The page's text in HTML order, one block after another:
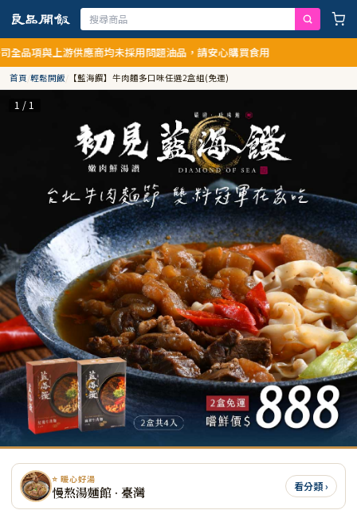
上游供應商均未採用問題油品，請安心購買食用
首頁/輕鬆開飯/ 【藍海饌】牛肉麵多口味任選2盒組(免運)
1 / 1
⭐ 暖心好湯
慢熬湯麵館 · 臺灣 看分類 ›